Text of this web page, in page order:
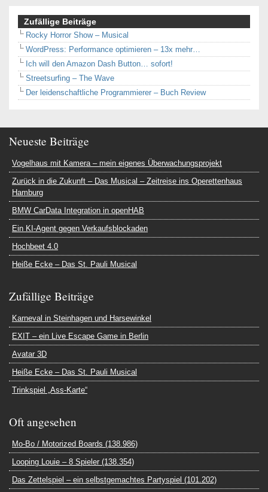
Zufällige Beiträge
Rocky Horror Show – Musical
WordPress: Performance optimieren – 13x mehr…
Ich will den Amazon Dash Button… sofort!
Streetsurfing – The Wave
Der leidenschaftliche Programmierer – Buch Review
Neueste Beiträge
Vogelhaus mit Kamera – mein eigenes Überwachungsprojekt
Zurück in die Zukunft – Das Musical – Zeitreise ins Operettenhaus
Hamburg
BMW CarData Integration in openHAB
Ein KI-Agent gegen Verkaufsblockaden
Hochbeet 4.0
Heiße Ecke – Das St. Pauli Musical
Zufällige Beiträge
Karneval in Steinhagen und Harsewinkel
EXIT – ein Live Escape Game in Berlin
Avatar 3D
Heiße Ecke – Das St. Pauli Musical
Trinkspiel „Ass-Karte“
Oft angesehen
Mo-Bo / Motorized Boards (138.986)
Looping Louie – 8 Spieler (138.354)
Das Zettelspiel – ein selbstgemachtes Partyspiel (101.202)